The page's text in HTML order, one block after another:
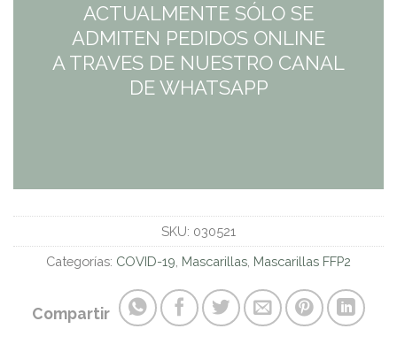
ACTUALMENTE SÓLO SE
ADMITEN PEDIDOS ONLINE
A TRAVES DE NUESTRO CANAL
DE WHATSAPP
SKU: 030521
Categorías: COVID-19 Mascarillas Mascarillas FFP2
Compartir